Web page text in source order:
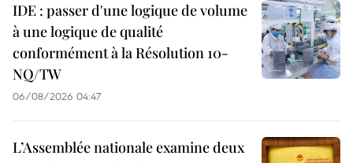
IDE : passer d'une logique de volume
à une logique de qualité
conformément à la Résolution 10-
NQ/TW
06/08/2026 04:47
L’Assemblée nationale examine deux